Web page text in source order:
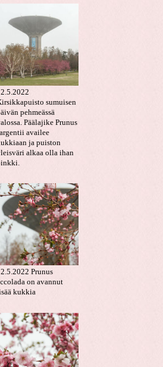
sumuisen
pehmeässä
Päälajike Prunus
availee
ja puiston
alkaa olla ihan
Prunus
on avannut
kukkia